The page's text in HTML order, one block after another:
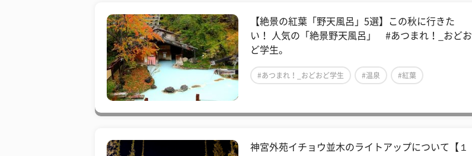
【絶景の紅葉「野天風呂」5選】この秋に行きた
い！ 人気の「絶景野天風呂」 #あつまれ！_おどお
ど学生。
#あつまれ！_おどおど学生 #温泉 #紅葉
神宮外苑イチョウ並木のライトアップについて【１